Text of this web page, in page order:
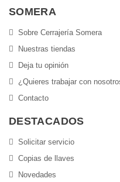
SOMERA
Sobre Cerrajería Somera
Nuestras tiendas
Deja tu opinión
¿Quieres trabajar con
Contacto
DESTACADOS
Solicitar servicio
Copias de llaves
Novedades